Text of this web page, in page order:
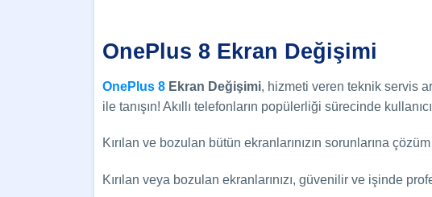
OnePlus 8 Ekran Değişimi
OnePlus 8 Ekran Değişimi, hizmeti veren teknik servis
ile tanışın! Akıllı telefonların popülerliği sürecinde
Kırılan ve bozulan bütün ekranlarınızın sorunlarına
Kırılan veya bozulan ekranlarınızı, güvenilir ve işinde